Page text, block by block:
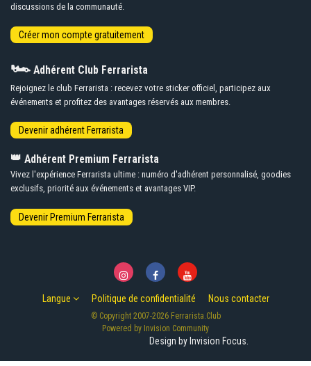
discussions de la communauté.
🏎️ Adhérent Club Ferrarista
Rejoignez le club Ferrarista : recevez votre sticker officiel, participez aux
événements et profitez des avantages réservés aux membres.
👑 Adhérent Premium Ferrarista
Vivez l'expérience Ferrarista ultime : numéro d'adhérent personnalisé, goodies
exclusifs, priorité aux événements et avantages VIP.
Langue Politique de confidentialité Nous contacter
© Copyright 2007-2026 Ferrarista.Club
Powered by Invision Community
Design by Invision Focus.